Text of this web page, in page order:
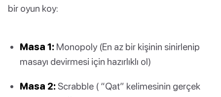
bir oyun koy:
Masa 1: Monopoly (En az bir kişinin sinirlenip
masayı devirmesi için hazırlıklı ol)
Masa 2: Scrabble ( “Qat” kelimesinin gerçek